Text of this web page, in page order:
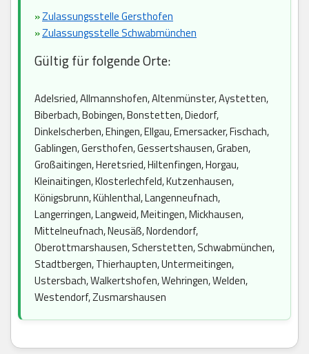
»Zulassungsstelle Gersthofen
»Zulassungsstelle Schwabmünchen
Gültig für folgende Orte:
Adelsried, Allmannshofen, Altenmünster, Aystetten,
Biberbach, Bobingen, Bonstetten, Diedorf,
Dinkelscherben, Ehingen, Ellgau, Emersacker, Fischach,
Gablingen, Gersthofen, Gessertshausen, Graben,
Großaitingen, Heretsried, Hiltenfingen, Horgau,
Kleinaitingen, Klosterlechfeld, Kutzenhausen,
Königsbrunn, Kühlenthal, Langenneufnach,
Langerringen, Langweid, Meitingen, Mickhausen,
Mittelneufnach, Neusäß, Nordendorf,
Oberottmarshausen, Scherstetten, Schwabmünchen,
Stadtbergen, Thierhaupten, Untermeitingen,
Ustersbach, Walkertshofen, Wehringen, Welden,
Westendorf, Zusmarshausen